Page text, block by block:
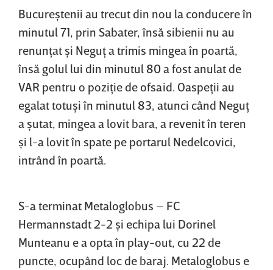
Bucureştenii au trecut din nou la conducere în
minutul 71, prin Sabater, însă sibienii nu au
renunţat şi Neguţ a trimis mingea în poartă,
însă golul lui din minutul 80 a fost anulat de
VAR pentru o poziţie de ofsaid. Oaspeţii au
egalat totuşi în minutul 83, atunci când Neguţ
a şutat, mingea a lovit bara, a revenit în teren
şi l-a lovit în spate pe portarul Nedelcovici,
intrând în poartă.
S-a terminat Metaloglobus – FC
Hermannstadt 2-2 şi echipa lui Dorinel
Munteanu e a opta în play-out, cu 22 de
puncte, ocupând loc de baraj. Metaloglobus e